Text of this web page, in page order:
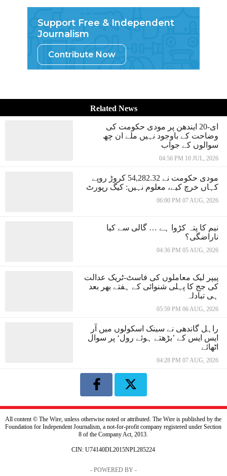
Support Free & Independent
Journalism
Contribute Now
Related News
ای-20 ایندھن پر مودی حکومت کی
وضاحت کے باوجود نہیں ملے ان چھ
سوالوں کے جواب
04:56 PM 10 JUL, 2026
مودی حکومت نے 54,282.32 کروڑ روپے
کہاں خرچ کیے، معلوم نہیں: کیگ رپورٹ
06:00 PM 07 AUG, 2026
نیم کا پتہ کڑوا ہے … گالی سے کیا
ناراضگی؟
04:36 PM 05 AUG, 2026
پیپر لیک معاملوں کی فاسٹ-ٹریک عدالت
کی جج کا پہلی شنوائی کے ہفتے بھر بعد
ہی تبادلہ
05:59 PM 06 AUG, 2026
راہل گاندھی نے سینک اسکولوں میں آر
ایس ایس کے ’بڑھتے ہوئے رول‘ پر سوال
اٹھائے
04:28 PM 07 AUG, 2026
All content © The Wire, unless otherwise noted or attributed. The Wire is published by the
Foundation for Independent Journalism, a not-for-profit company registered under Section
8 of the Company Act, 2013.
CIN: U74140DL2015NPL285224
- POWERED BY -